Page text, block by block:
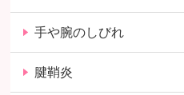
手や腕のしびれ
腱鞘炎